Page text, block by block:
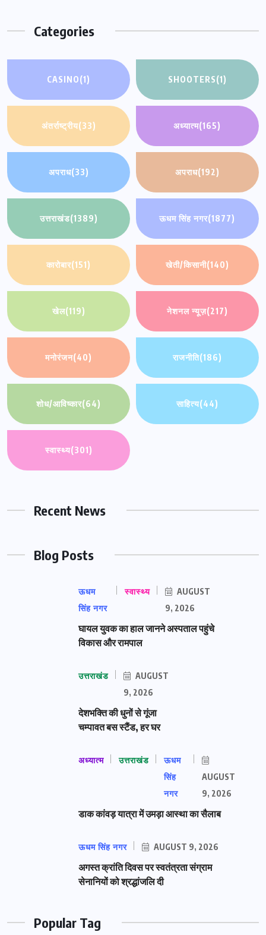
Categories
CASINO(1) SHOOTERS(1)
अंतर्राष्ट्रीय(33) अध्यात्म(165)
अपराध(33) अपराध(192)
उत्तराखंड(1389) ऊधम सिंह नगर(1877)
कारोबार(151) खेती/किसानी(140)
खेल(119) नेशनल न्यूज़(217)
मनोरंजन(40) राजनीति(186)
शोध/आविष्कार(64) साहित्य(44)
स्वास्थ्य(301)
Recent News
Blog Posts
ऊधम
सिंह नगर
स्वास्थ्य
AUGUST
9, 2026
घायल युवक का हाल जानने अस्पताल पहुंचे
विकास और रामपाल
उत्तराखंड
AUGUST
9, 2026
देशभक्ति की धुनों से गूंजा
चम्पावत बस स्टैंड, हर घर
अध्यात्म उत्तराखंड
ऊधम
सिंह
नगर
AUGUST
9, 2026
डाक कांवड़ यात्रा में उमड़ा आस्था का सैलाब
ऊधम सिंह नगर AUGUST 9, 2026
अगस्त क्रांति दिवस पर स्वतंत्रता संग्राम
सेनानियों को श्रद्धांजलि दी
Popular Tag